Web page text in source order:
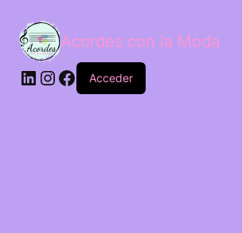
Acordes con la Moda
Acceder